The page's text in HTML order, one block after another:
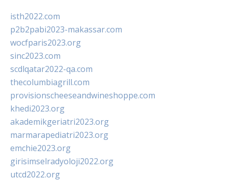
isth2022.com
p2b2pabi2023-makassar.com
wocfparis2023.org
sinc2023.com
scdlqatar2022-qa.com
thecolumbiagrill.com
provisionscheeseandwineshoppe.com
khedi2023.org
akademikgeriatri2023.org
marmarapediatri2023.org
emchie2023.org
girisimselradyoloji2022.org
utcd2022.org